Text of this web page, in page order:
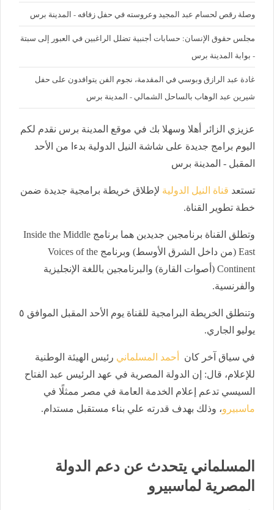
وصلة رقص لحسام عبد المجيد وعروسته في حفل زفافه - المدينة برس
مجلس حقوق الإنسان: حسابات أجنبية تضلل الراغبين في العبور إلى سبتة
- بوابة المدينة برس
غادة عبد الرازق وبوسي في المقدمة، نجوم الفن يتوافدون على حفل
شيرين عبد الوهاب بالساحل الشمالي - المدينة برس
عزيزي الزائر أهلا وسهلا بك في موقع المدينة برس نقدم لكم
اليوم برامج جديدة على شاشة النيل الدولية بدءا من الأحد
المقبل - المدينة برس
تستعد قناة النيل الدولية لإطلاق خريطة برامجية جديدة ضمن
خطة تطوير القناة.
وتطلق القناة برنامجين جديدين هما برنامج Inside the Middle
East (من داخل الشرق الأوسط) وبرنامج Voices of the
Continent (أصوات القارة) والبرنامجين باللغة الإنجليزية
والفرنسية.
وتنطلق الخريطة البرامجية للقناة يوم الأحد المقبل الموافق ٥
يوليو الجاري.
في سياق آخر كان أحمد المسلماني رئيس الهيئة الوطنية
للإعلام، قال: إن الدولة المصرية في عهد الرئيس عبد الفتاح
السيسي تدعم إعلام الخدمة العامة في مصر ممثلًا في
ماسبيرو، وذلك بهدف قدرته علي بناء مستقبل مستدام.
المسلماني يتحدث عن دعم الدولة
المصرية لماسبيرو